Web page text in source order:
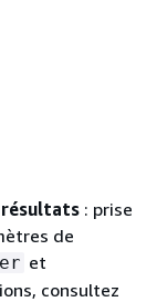
résultats : prise
de
et
consultez